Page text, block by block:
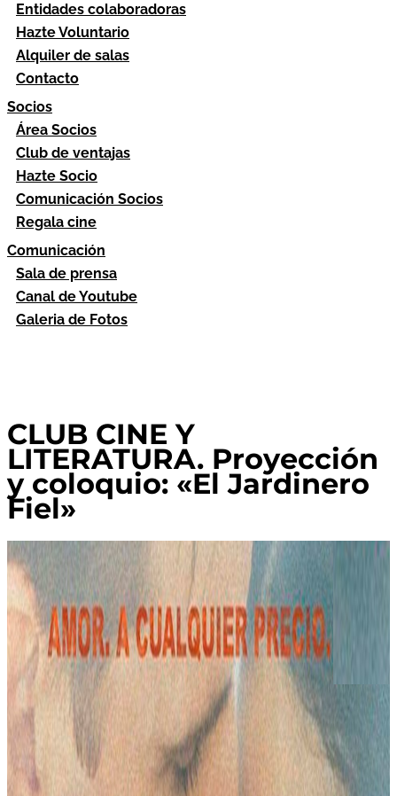
Entidades colaboradoras
Hazte Voluntario
Alquiler de salas
Contacto
Socios
Área Socios
Club de ventajas
Hazte Socio
Comunicación Socios
Regala cine
Comunicación
Sala de prensa
Canal de Youtube
Galeria de Fotos
CLUB CINE Y
LITERATURA. Proyección
y coloquio: «El Jardinero
Fiel»